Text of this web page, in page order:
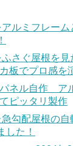
ルミフレー
さぐ屋根を
板でプロ感を
ネル自作 ア
ピッタリ製作
勾配屋根の自
した！